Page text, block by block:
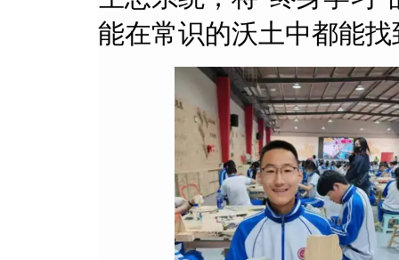
能在常识的沃土中都能找